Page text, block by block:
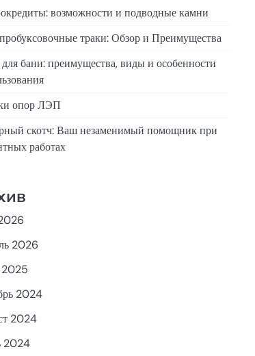
возможности и подводные камни
траки: Обзор и Преимущества
бани: преимущества, виды и особенности
опор ЛЭП
скотч: Ваш незаменимый помощник при
работах
2026
2024
2024
2024